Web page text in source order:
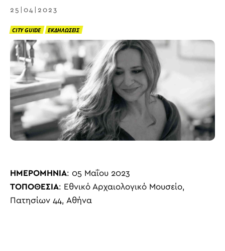
25|04|2023
CITY GUIDE ΕΚΔΗΛΩΣΕΙΣ
ΗΜΕΡΟΜΗΝΙΑ: 05 Μαΐου 2023
ΤΟΠΟΘΕΣΙΑ: Εθνικό Αρχαιολογικό Μουσείο,
Πατησίων 44, Αθήνα